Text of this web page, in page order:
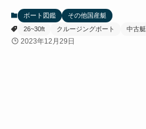
ボート図鑑
その他国産艇
26~30ft
クルージングボート 中古艇
2023年12月29日